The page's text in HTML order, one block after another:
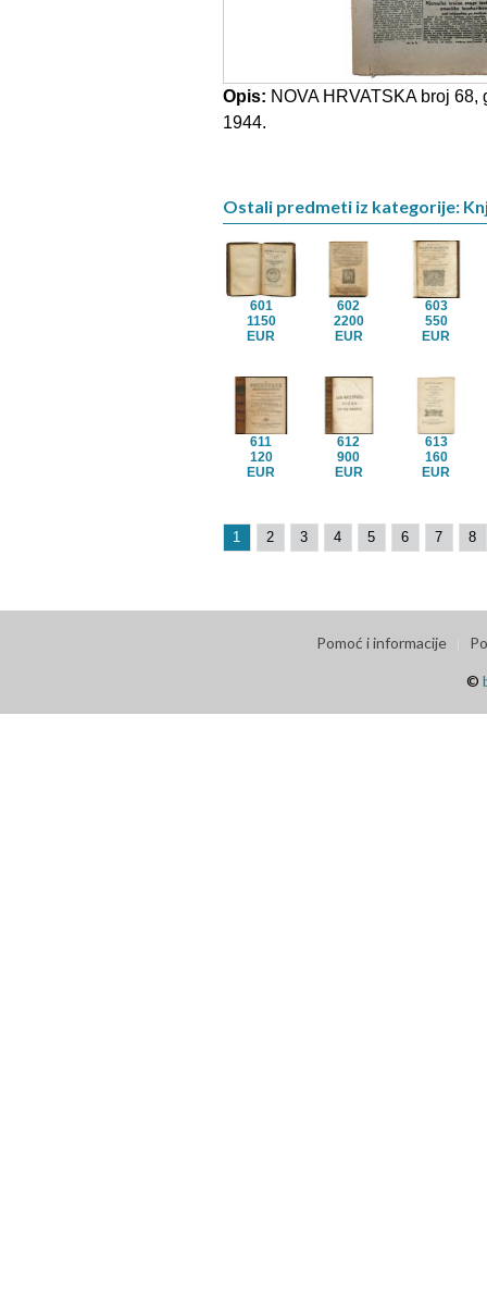
Opis: NOVA HRVATSKA broj
1944.
Ostali predmeti iz kategorije:
601
1150
EUR
602
2200
EUR
603
550
EUR
611
120
EUR
612
900
EUR
613
160
EUR
1 2 3 4 5 6 7 8
Pomoć i informacije
©